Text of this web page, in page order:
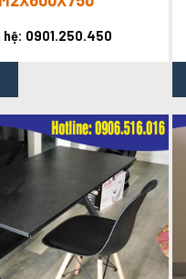
hệ: 0901.250.450